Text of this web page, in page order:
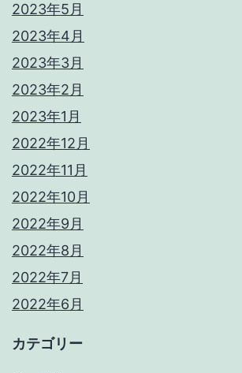
2023年5月
2023年4月
2023年3月
2023年2月
2023年1月
2022年12月
2022年11月
2022年10月
2022年9月
2022年8月
2022年7月
2022年6月
カテゴリー